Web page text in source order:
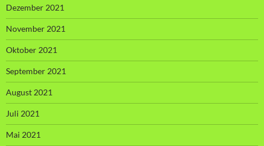
Dezember 2021
November 2021
Oktober 2021
September 2021
August 2021
Juli 2021
Mai 2021